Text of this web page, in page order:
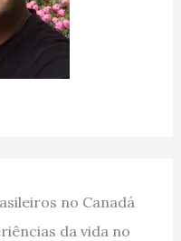
no Canadá
da vida no